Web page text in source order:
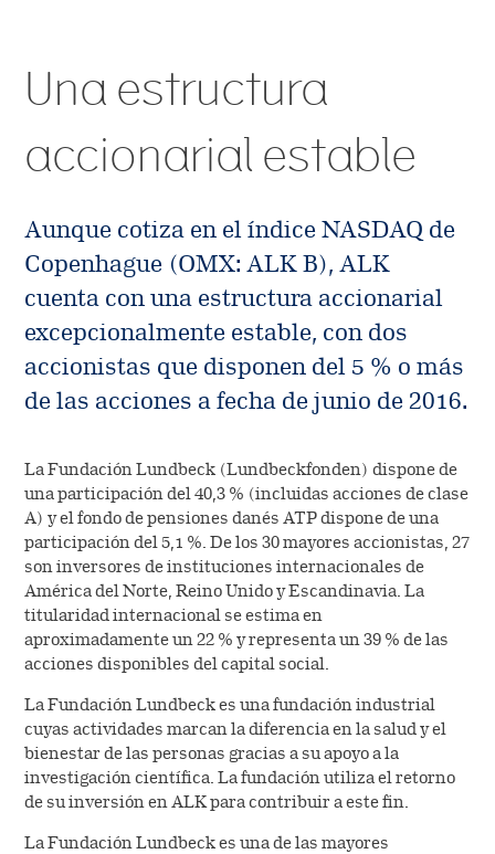
Colaboraciones y
Transferencias de Valor
Reacciones adversas
Desarrollo clínico
Investigación
Contáctanos
Atención al cliente
Una estructura
accionarial estable
Aunque cotiza en el índice NASDAQ de
Copenhague (OMX: ALK B), ALK
cuenta con una estructura accionarial
excepcionalmente estable, con dos
accionistas que disponen del 5 % o más
de las acciones a fecha de junio de 2016.
La Fundación Lundbeck (Lundbeckfonden) dispone de
una participación del 40,3 % (incluidas acciones de clase
A) y el fondo de pensiones danés ATP dispone de una
participación del 5,1 %. De los 30 mayores accionistas, 27
son inversores de instituciones internacionales de
América del Norte, Reino Unido y Escandinavia. La
titularidad internacional se estima en
aproximadamente un 22 % y representa un 39 % de las
acciones disponibles del capital social.
La Fundación Lundbeck es una fundación industrial
cuyas actividades marcan la diferencia en la salud y el
bienestar de las personas gracias a su apoyo a la
investigación científica. La fundación utiliza el retorno
de su inversión en ALK para contribuir a este fin.
La Fundación Lundbeck es una de las mayores